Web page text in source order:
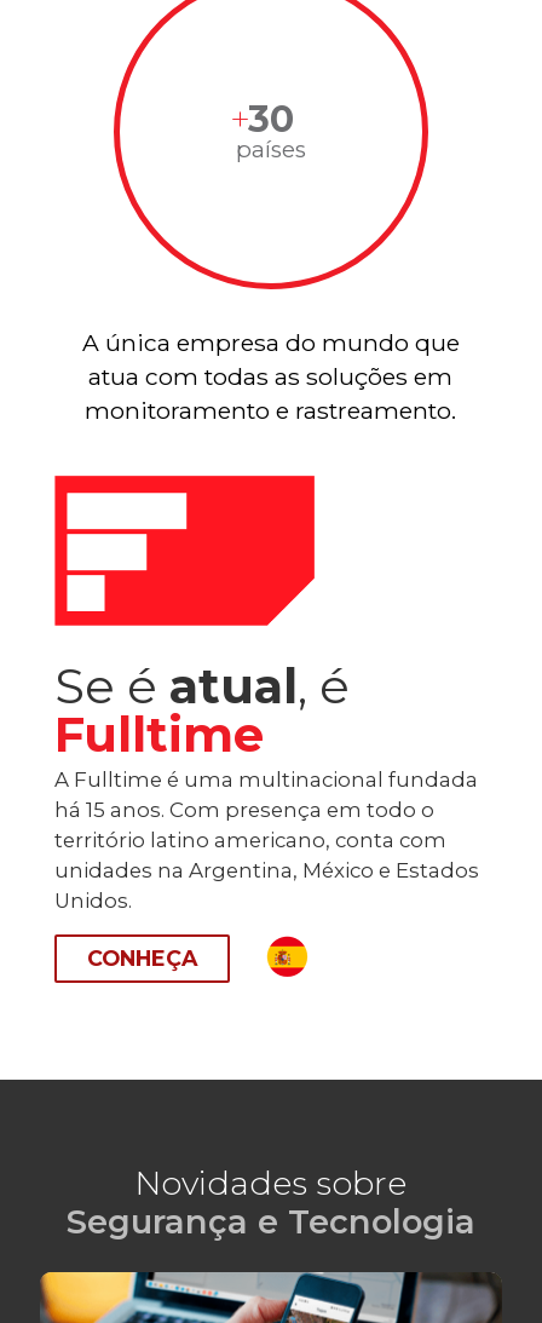
30
países
A única empresa do mundo que
atua com todas as soluções em
monitoramento e rastreamento.
Se é atual, é
Fulltime
A Fulltime é uma multinacional fundada
há 15 anos. Com presença em todo o
território latino americano, conta com
unidades na Argentina, México e Estados
Unidos.
CONHEÇA
Novidades sobre
Segurança e Tecnologia